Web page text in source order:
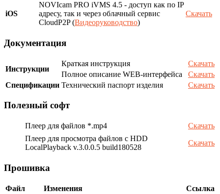
iOS
NOVIcam PRO iVMS 4.5 - доступ как по IP
адресу, так и через облачный сервис
CloudP2P (Видеоруководство)
Скачать
Документация
Инструкции
Краткая инструкция
Скачать
Полное описание WEB-интерфейса
Скачать
Спецификации Технический паспорт изделия Скачать
Полезный софт
Плеер для файлов *.mp4
Скачать
Плеер для просмотра файлов с HDD
LocalPlayback v.3.0.0.5 build180528
Скачать
Прошивка
Файл Изменения
Ссылка